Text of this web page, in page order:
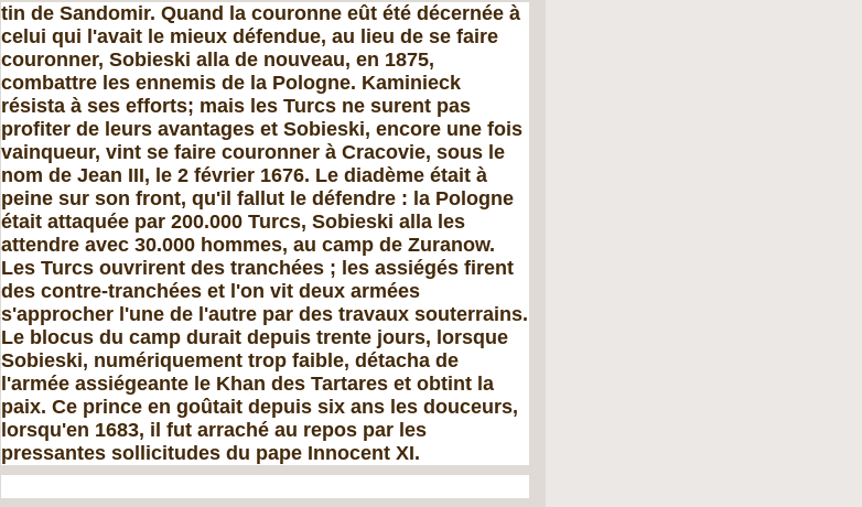
tin de Sandomir. Quand la couronne eût été décernée à
celui qui l'avait le mieux défendue, au lieu de se faire
couronner, Sobieski alla de nouveau, en 1875,
combattre les ennemis de la Pologne. Kaminieck
résista à ses efforts; mais les Turcs ne surent pas
profiter de leurs avantages et Sobieski, encore une fois
vainqueur, vint se faire couronner à Cracovie, sous le
nom de Jean III, le 2 février 1676. Le diadème était à
peine sur son front, qu'il fallut le défen­dre : la Pologne
était attaquée par 200.000 Turcs, Sobieski alla les
attendre avec 30.000 hommes, au camp de Zuranow.
Les Turcs ouvrirent des tranchées ; les assiégés firent
des contre-tranchées et l'on vit deux armées
s'approcher l'une de l'autre par des travaux souterrains.
Le blocus du camp durait depuis trente jours, lorsque
Sobieski, numériquement trop faible, détacha de
l'armée assié­geante le Khan des Tartares et obtint la
paix. Ce prince en goû­tait depuis six ans les douceurs,
lorsqu'en 1683, il fut arraché au repos par les
pressantes sollicitudes du pape Innocent XI.